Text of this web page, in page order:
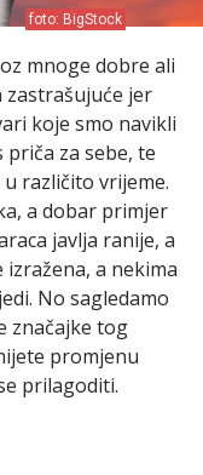
foto: BigStock
mnoge dobre ali
zastrašujuće jer
koje smo navikli
priča za sebe, te
različito vrijeme.
a dobar primjer
javlja ranije, a
a nekima
No sagledamo
značajke tog
promjenu
prilagoditi.